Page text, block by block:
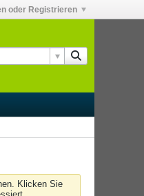
oder Registrieren
Klicken Sie